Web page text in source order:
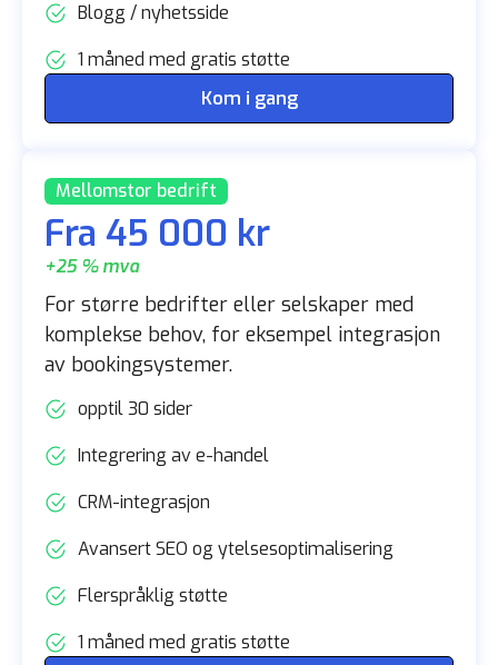
Blogg / nyhetsside
1 måned med gratis støtte
Kom i gang
Mellomstor bedrift
Fra 45 000 kr
+25 % mva
For større bedrifter eller selskaper med
komplekse behov, for eksempel integrasjon
av bookingsystemer.
opptil 30 sider
Integrering av e-handel
CRM-integrasjon
Avansert SEO og ytelsesoptimalisering
Flerspråklig støtte
1 måned med gratis støtte